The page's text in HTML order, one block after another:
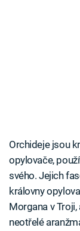
Orchideje jsou
opylovače,
svého. Jejich
královny
Morgana v
neotřelé